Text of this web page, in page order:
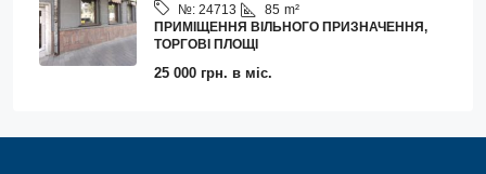
№: 24713 85 m²
ПРИМІЩЕННЯ ВІЛЬНОГО ПРИЗНАЧЕННЯ,
ТОРГОВІ ПЛОЩІ
25 000 грн. в міс.